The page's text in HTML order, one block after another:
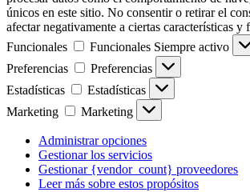
únicos en este sitio. No consentir o retirar el
afectar negativamente a ciertas características y
Funcionales
Funcionales Siempre activo
Preferencias
Preferencias
Estadísticas
Estadísticas
Marketing
Marketing
Administrar opciones
Gestionar los servicios
Gestionar {vendor_count} proveedores
Leer más sobre estos propósitos